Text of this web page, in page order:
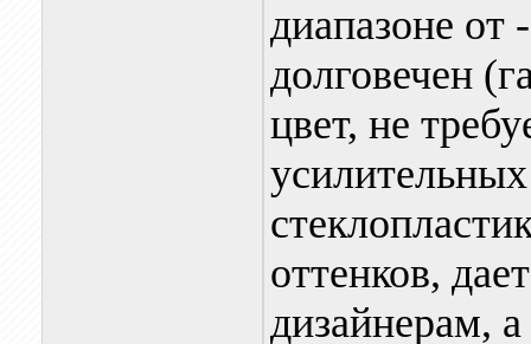
диапазоне
долговечен
цвет, не
оттенков,
дизайнерам,